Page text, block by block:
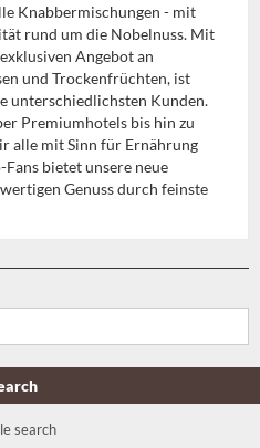
Knabbermischungen - mit
rund um die Nobelnuss. Mit
Angebot an
und Trockenfrüchten, ist
unterschiedlichsten Kunden.
Premiumhotels bis hin zu
alle mit Sinn für Ernährung
Fans bietet unsere neue
Genuss durch feinste
search